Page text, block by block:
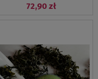
72,90 zł